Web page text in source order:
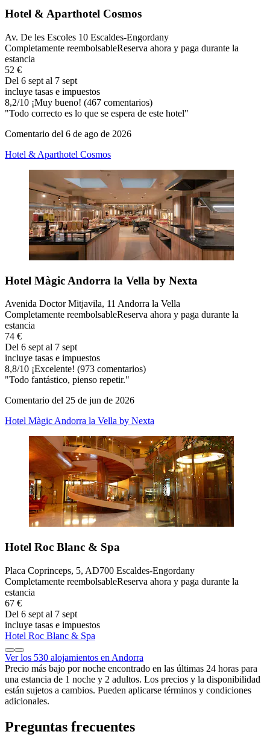
Hotel & Aparthotel Cosmos
Av. De les Escoles 10 Escaldes-Engordany
Completamente reembolsableReserva ahora y paga durante la
estancia
52 €
Del 6 sept al 7 sept
incluye tasas e impuestos
8,2/10 ¡Muy bueno! (467 comentarios)
"Todo correcto es lo que se espera de este hotel"
Comentario del 6 de ago de 2026
Hotel & Aparthotel Cosmos
Hotel Màgic Andorra la Vella by Nexta
Avenida Doctor Mitjavila, 11 Andorra la Vella
Completamente reembolsableReserva ahora y paga durante la
estancia
74 €
Del 6 sept al 7 sept
incluye tasas e impuestos
8,8/10 ¡Excelente! (973 comentarios)
"Todo fantástico, pienso repetir."
Comentario del 25 de jun de 2026
Hotel Màgic Andorra la Vella by Nexta
Hotel Roc Blanc & Spa
Placa Coprinceps, 5, AD700 Escaldes-Engordany
Completamente reembolsableReserva ahora y paga durante la
estancia
67 €
Del 6 sept al 7 sept
incluye tasas e impuestos
Hotel Roc Blanc & Spa
Ver los 530 alojamientos en Andorra
Precio más bajo por noche encontrado en las últimas 24 horas para
una estancia de 1 noche y 2 adultos. Los precios y la disponibilidad
están sujetos a cambios. Pueden aplicarse términos y condiciones
adicionales.
Preguntas frecuentes